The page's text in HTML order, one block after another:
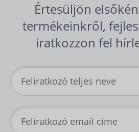
Értesüljön
termékeinkről,
iratkozzon fel